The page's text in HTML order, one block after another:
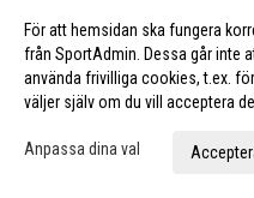
POÄNGMASKIN ÄR KLAR FÖR LUND
KRAFTFULL BACK ÄR KLAR FÖR HERR
KARAKTÄRSSPELARE BLIR FÖRSTA
KLUBBLOJAL SPELARE FÖRLÄNGER
EN AV SKÅNES BÄSTA BACKAR
För att hemsidan ska fungera
från SportAdmin. Dessa går inte
använda frivilliga cookies, t.ex.
väljer själv om du vill acceptera
Anpassa dina val